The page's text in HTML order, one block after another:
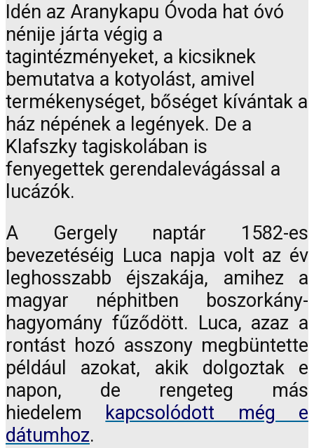
Idén az Aranykapu Óvoda hat óvó
nénije járta végig a
tagintézményeket, a kicsiknek
bemutatva a kotyolást, amivel
termékenységet, bőséget kívántak a
ház népének a legények. De a
Klafszky tagiskolában is
fenyegettek gerendalevágással a
lucázók.
A Gergely naptár 1582-es
bevezetéséig Luca napja volt az év
leghosszabb éjszakája, amihez a
magyar néphitben boszorkány-
hagyomány fűződött. Luca, azaz a
rontást hozó asszony megbüntette
például azokat, akik dolgoztak e
napon, de rengeteg más
hiedelem kapcsolódott még e
dátumhoz.